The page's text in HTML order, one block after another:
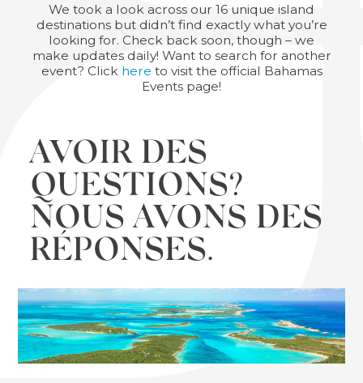
We took a look across our 16 unique island
destinations but didn’t find exactly what you’re
looking for. Check back soon, though – we
make updates daily! Want to search for another
event? Click here to visit the official Bahamas
Events page!
AVOIR DES
QUESTIONS?
NOUS AVONS DES
RÉPONSES.